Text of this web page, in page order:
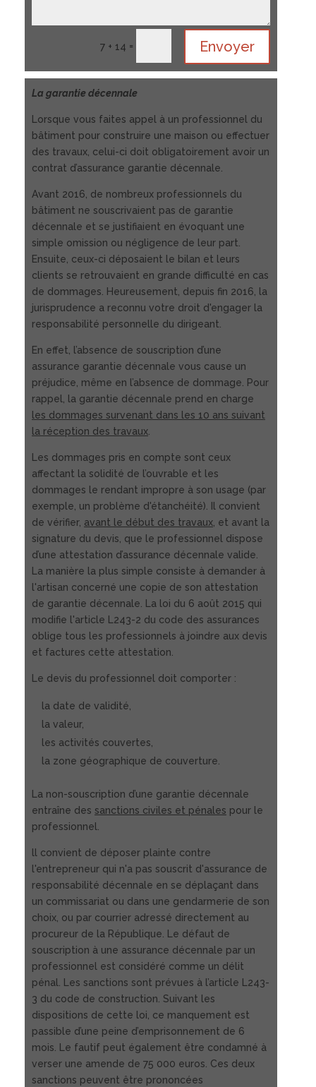
7 + 14 = Envoyer
La garantie décennale
Lorsque vous faites appel à un professionnel du
bâtiment pour construire une maison ou effectuer
des travaux, celui-ci doit obligatoirement avoir un
contrat d’assurance garantie décennale.
Avant 2016, de nombreux professionnels du
bâtiment ne souscrivaient pas de garantie
décennale et se justifiaient en évoquant une
simple omission ou négligence de leur part.
Ensuite, ceux-ci déposaient le bilan et leurs
clients se retrouvaient en grande difficulté en cas
de dommages. Heureusement, depuis fin 2016, la
jurisprudence a reconnu votre droit d'engager la
responsabilité personnelle du dirigeant.
En effet, l’absence de souscription d’une
assurance garantie décennale vous cause un
préjudice, même en l’absence de dommage. Pour
rappel, la garantie décennale prend en charge
les dommages survenant dans les 10 ans suivant
la réception des travaux.
Les dommages pris en compte sont ceux
affectant la solidité de l’ouvrable et les
dommages le rendant impropre à son usage (par
exemple, un problème d'étanchéité). Il convient
de vérifier, avant le début des travaux, et avant la
signature du devis, que le professionnel dispose
d’une attestation d’assurance décennale valide.
La manière la plus simple consiste à demander à
l'artisan concerné une copie de son attestation
de garantie décennale. La loi du 6 août 2015 qui
modifie l'article L243-2 du code des assurances
oblige tous les professionnels à joindre aux devis
et factures cette attestation.
Le devis du professionnel doit comporter :
la date de validité,
la valeur,
les activités couvertes,
la zone géographique de couverture.
La non-souscription d’une garantie décennale
entraîne des sanctions civiles et pénales pour le
professionnel.
ll convient de déposer plainte contre
l'entrepreneur qui n'a pas souscrit d'assurance de
responsabilité décennale en se déplaçant dans
un commissariat ou dans une gendarmerie de son
choix, ou par courrier adressé directement au
procureur de la République. Le défaut de
souscription à une assurance décennale par un
professionnel est considéré comme un délit
pénal. Les sanctions sont prévues à l’article L243-
3 du code de construction. Suivant les
dispositions de cette loi, ce manquement est
passible d’une peine d’emprisonnement de 6
mois. Le fautif peut également être condamné à
verser une amende de 75 000 euros. Ces deux
sanctions peuvent être prononcées